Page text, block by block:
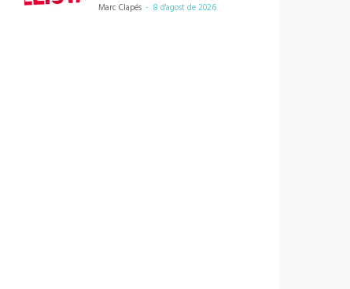
Marc Clapés - 8 d'agost de 2026